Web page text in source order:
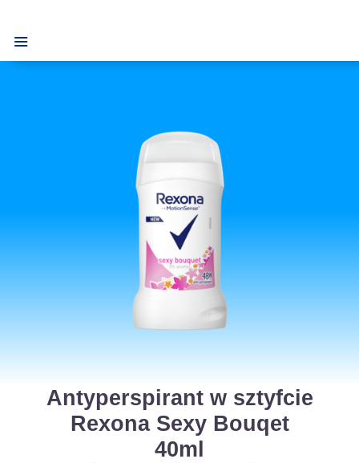
Antyperspirant w sztyfcie
Rexona Sexy Bouqet
40ml